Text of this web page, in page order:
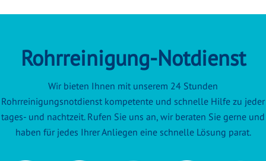
Rohrreinigung-Notdienst
Wir bieten Ihnen mit unserem 24 Stunden
Rohrreinigungsnotdienst kompetente und schnelle Hilfe zu jeder
tages- und nachtzeit. Rufen Sie uns an, wir beraten Sie gerne und
haben für jedes Ihrer Anliegen eine schnelle Lösung parat.